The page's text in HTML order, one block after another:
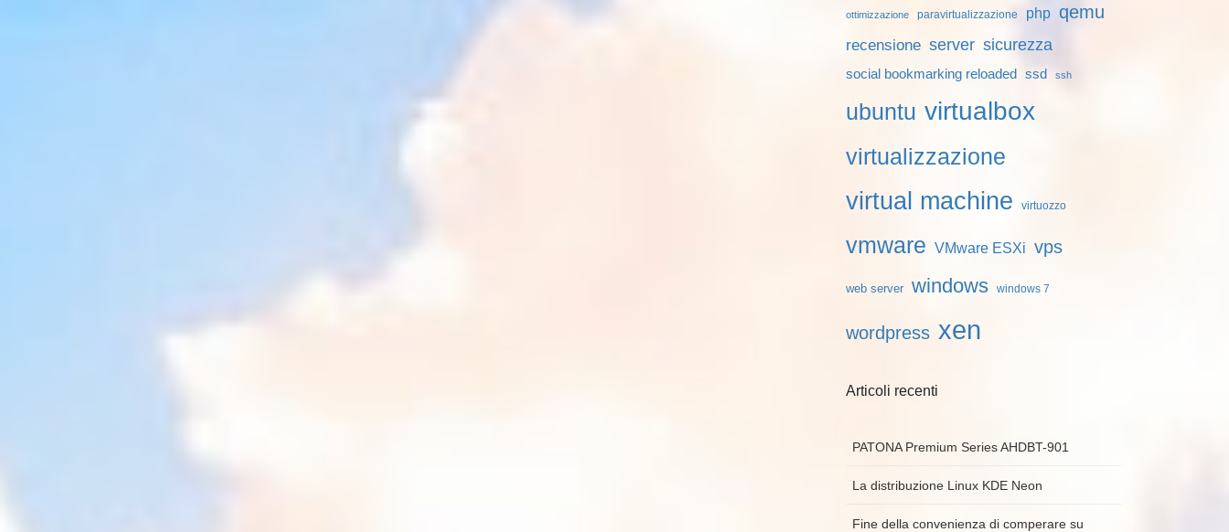
ottimizzazione paravirtualizzazione php qemu
recensione server sicurezza
social bookmarking reloaded ssd ssh
ubuntu virtualbox
virtualizzazione
virtual machine virtuozzo
vmware VMware ESXi vps
web server windows windows 7
wordpress xen
Articoli recenti
PATONA Premium Series AHDBT-901
La distribuzione Linux KDE Neon
Fine della convenienza di comperare su